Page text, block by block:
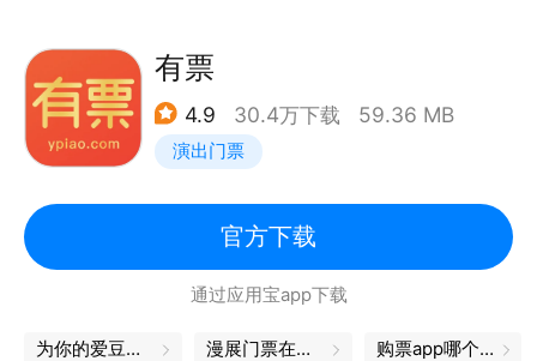
为用户打造一个“低价、快捷、真票、想看就能买得到”
的票务平台。河马票务采用“多渠道供票竞价机制”，自
动对接票价票源，90%以上的演出均有折扣，让消费
者实实在在享受实惠。
如您在使用过程中对我们的产品有任何的问题与建议，
可通过一下方式进行反馈:
河马票务官方客服电话:400-801-3360
河马票务官方网站:https://www.bihmcm.com
有票
4.9 30.4万下载 59.36 MB
演出门票
官方下载
通过应用宝app下载
为你的爱豆，打call吧 漫展门票在哪买 购票app哪个好